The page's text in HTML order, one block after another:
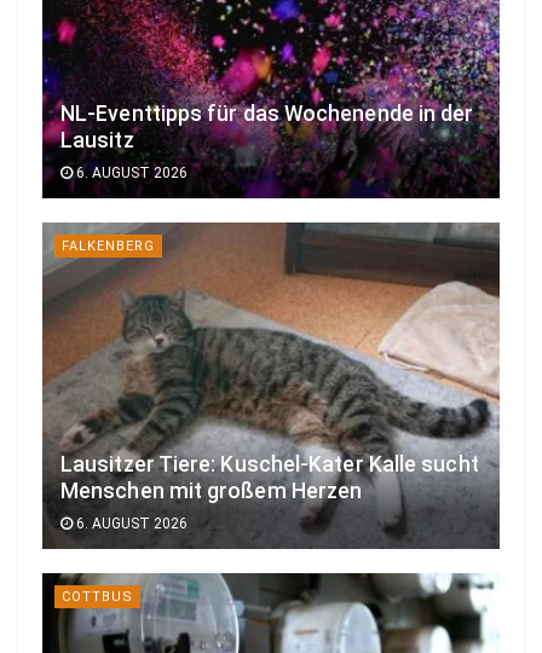
NL-Eventtipps für das Wochenende in der
Lausitz
6. AUGUST 2026
FALKENBERG
Lausitzer Tiere: Kuschel-Kater Kalle sucht
Menschen mit großem Herzen
6. AUGUST 2026
COTTBUS